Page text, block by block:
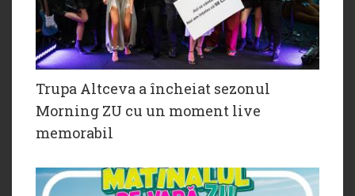
Trupa Altceva a încheiat sezonul
Morning ZU cu un moment live
memorabil